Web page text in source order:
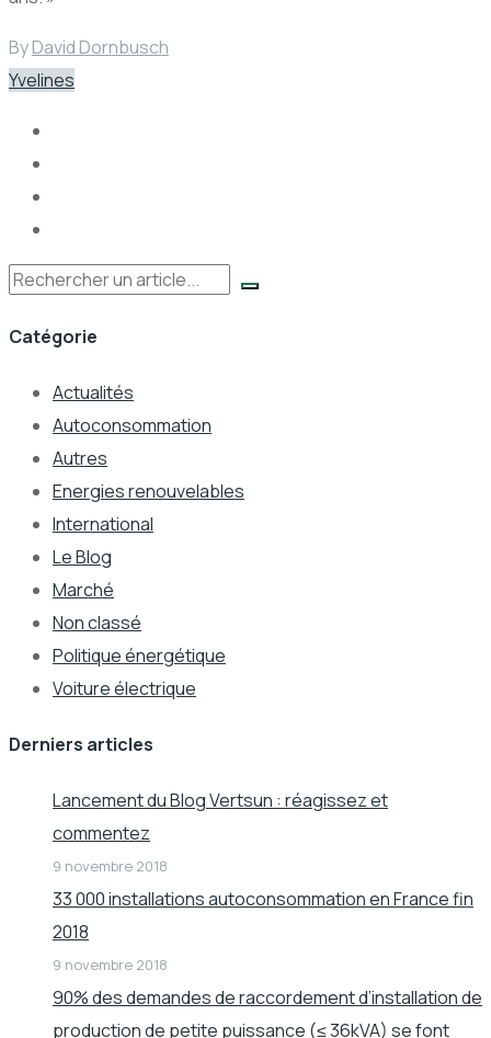
ByDavid Dornbusch
Yvelines
Rechercher
Catégorie
Actualités
Autoconsommation
Autres
Energies renouvelables
International
Le Blog
Marché
Non classé
Politique énergétique
Voiture électrique
Derniers articles
Lancement du Blog Vertsun : réagissez et
commentez
9 novembre 2018
33 000 installations autoconsommation en France fin
2018
9 novembre 2018
90% des demandes de raccordement d’installation de
production de petite puissance (≤ 36kVA) se font